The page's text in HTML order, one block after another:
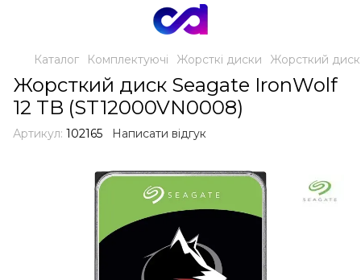
Каталог Комплектуючі Жорсткі диски Жорсткий
Жорсткий диск Seagate IronWolf
12 TB (ST12000VN0008)
Артикул: 102165 Написати відгук